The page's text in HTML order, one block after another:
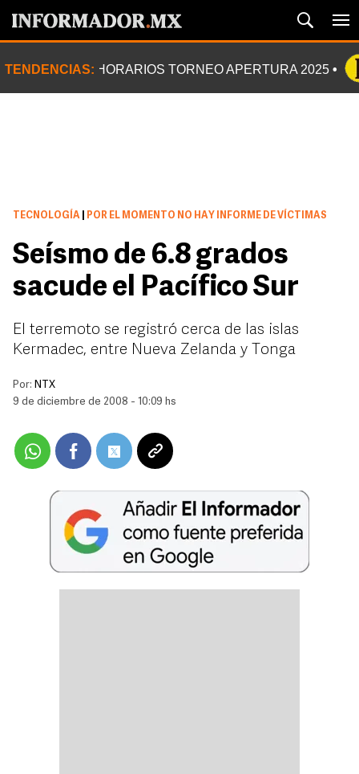
TENDENCIAS: HORARIOS TORNEO APERTURA 2025
TECNOLOGÍA POR EL MOMENTO NO HAY INFORME DE VÍCTIMAS
Seísmo de 6.8 grados
sacude el Pacífico Sur
El terremoto se registró cerca de las islas
Kermadec, entre Nueva Zelanda y Tonga
Por: NTX
9 de diciembre de 2008 - 10:09 hs